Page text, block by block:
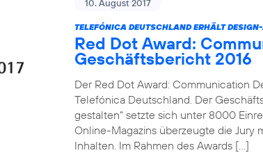
10. August 2017
TELEFÓNICA DEUTSCHLAND ERHÄLT
Red Dot Award:
Geschäftsbericht 2016
Der Red Dot Award: Communication
Telefónica Deutschland. Der
gestalten“ setzte sich unter 8000
Online-Magazins überzeugte die Jury
Inhalten. Im Rahmen des Awards […]